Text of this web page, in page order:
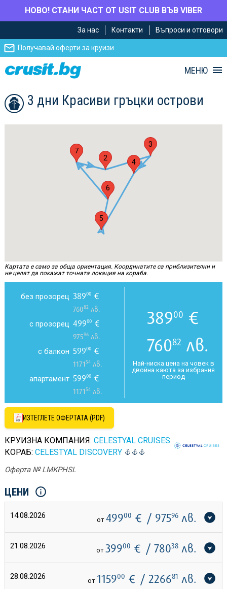
НОВО! СТАНИ ЧАСТ ОТ USIT CLUB ВЪВ VIBER
главното
съдържание
Навигацията
За нас Контакти Въпроси и отговори
Получавай оферти за круизи
МЕНЮ
3 дни Красиви гръцки острови
1
2
3
4
5
6
7
Картата е само за обща ориентация. Координатите са приблизителни и
не целят да покажат точната локация на кораба.
без прозорец 38900€
76082лв.
с прозорец 49900€
97596лв.
с балкон 59900€
117154лв.
апартамент 59900€
117154лв.
38900 €
76082 лв.
Най-ниска цена на човек в
двойна каюта за избрания
период
ИЗТЕГЛЕТЕ ОФЕРТАТА (PDF)
КРУИЗНА КОМПАНИЯ: CELESTYAL CRUISES
КОРАБ: CELESTYAL DISCOVERY
Оферта № LMKPHSL
ЦЕНИ
14.08.2026 от 49900 € / 97596лв.
21.08.2026 от 39900 € / 78038лв.
28.08.2026 от 115900 € / 226681 лв.